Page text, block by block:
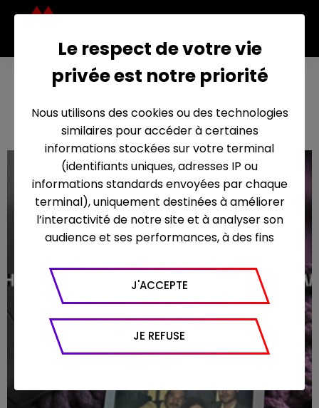
Rue des
Roses
Le respect de votre vie
privée est notre priorité
Nous utilisons des cookies ou des technologies
similaires pour accéder à certaines
informations stockées sur votre terminal
(identifiants uniques, adresses IP ou
informations standards envoyées par chaque
terminal), uniquement destinées à améliorer
l’interactivité de notre site et à analyser son
audience et ses performances, à des fins
Google Analytics pour générer des rapports
sur le trafic (nombre de visites, temps passé
sur le site, nombre de pages vues en moyenne,
appareil et navigateur utilisé, emplacement
géographique), l’origine du trafic et la
J'ACCEPTE
JE REFUSE